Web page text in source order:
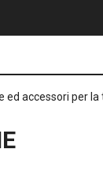
contenuto
ed accessori per la